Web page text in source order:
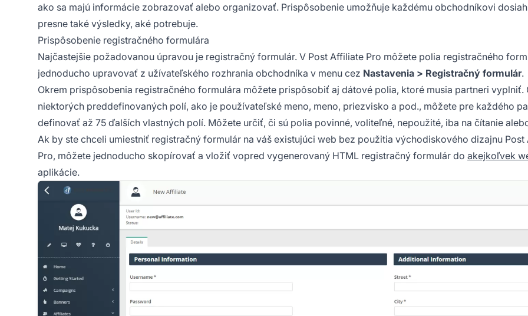
ako sa majú informácie zobrazovať alebo organizovať. Prispôsobenie umožňuje každému obchodníkovi
presne také výsledky, aké potrebuje.
Prispôsobenie registračného formulára
Najčastejšie požadovanou úpravou je registračný formulár. V Post Affiliate Pro môžete polia registračného
jednoducho upravovať z užívateľského rozhrania obchodníka v menu cez Nastavenia > Registračný formulár.
Okrem prispôsobenia registračného formulára môžete prispôsobiť aj dátové polia, ktoré musia partneri vyplniť.
niektorých preddefinovaných polí, ako je používateľské meno, meno, priezvisko a pod., môžete pre každého
definovať až 75 ďalších vlastných polí. Môžete určiť, či sú polia povinné, voliteľné, nepoužité, iba na čítanie
Ak by ste chceli umiestniť registračný formulár na váš existujúci web bez použitia východiskového dizajnu Post
Pro, môžete jednoducho skopírovať a vložiť vopred vygenerovaný HTML registračný formulár do akejkoľvek
aplikácie.